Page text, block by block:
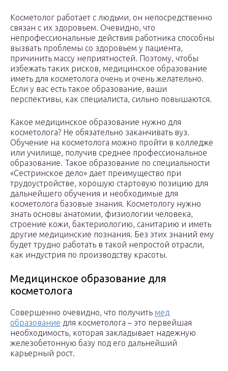
Косметолог работает с людьми, он непосредственно
связан с их здоровьем. Очевидно, что
непрофессиональные действия работника способны
вызвать проблемы со здоровьем у пациента,
причинить массу неприятностей. Поэтому, чтобы
избежать таких рисков, медицинское образование
иметь для косметолога очень и очень желательно.
Если у вас есть такое образование, ваши
перспективы, как специалиста, сильно повышаются.
Какое медицинское образование нужно для
косметолога? Не обязательно заканчивать вуз.
Обучение на косметолога можно пройти в колледже
или училище, получив среднее профессиональное
образование. Такое образование по специальности
«Сестринское дело» дает преимущество при
трудоустройстве, хорошую стартовую позицию для
дальнейшего обучения и необходимые для
косметолога базовые знания. Косметологу нужно
знать основы анатомии, физиологии человека,
строение кожи, бактериологию, санитарию и иметь
другие медицинские познания. Без этих знаний ему
будет трудно работать в такой непростой отрасли,
как индустрия по производству красоты.
Медицинское образование для
косметолога
Совершенно очевидно, что получить мед
образование для косметолога – это первейшая
необходимость, которая закладывает надежную
железобетонную базу под его дальнейший
карьерный рост.